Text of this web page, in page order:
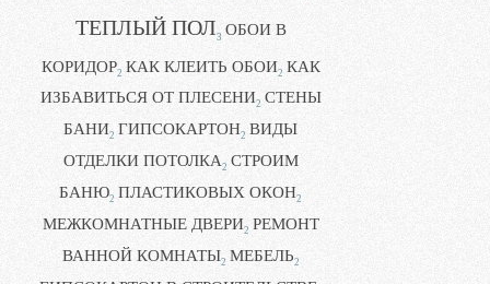
ТЕПЛЫЙ ПОЛ3 ОБОИ В
КОРИДОР2 КАК КЛЕИТЬ ОБОИ2 КАК
ИЗБАВИТЬСЯ ОТ ПЛЕСЕНИ2 СТЕНЫ
БАНИ2 ГИПСОКАРТОН2 ВИДЫ
ОТДЕЛКИ ПОТОЛКА2 СТРОИМ
БАНЮ2 ПЛАСТИКОВЫХ ОКОН2
МЕЖКОМНАТНЫЕ ДВЕРИ2 РЕМОНТ
ВАННОЙ КОМНАТЫ2 МЕБЕЛЬ2